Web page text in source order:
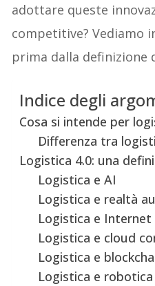
adottare queste
competitive? Vediamo
prima dalla definizione
Indice degli
Cosa si intende per
Differenza tra
Logistica 4.0: una
Logistica e AI
Logistica e realtà
Logistica e Internet
Logistica e cloud
Logistica e
Logistica e robotica